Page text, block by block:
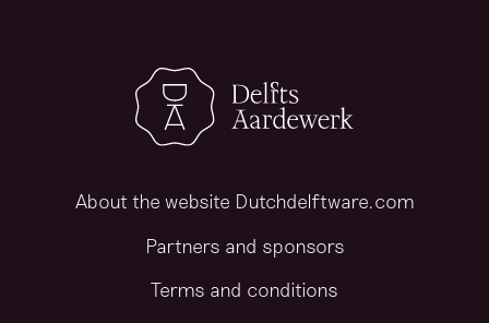
About the website Dutchdelftware.com
Partners and sponsors
Terms and conditions